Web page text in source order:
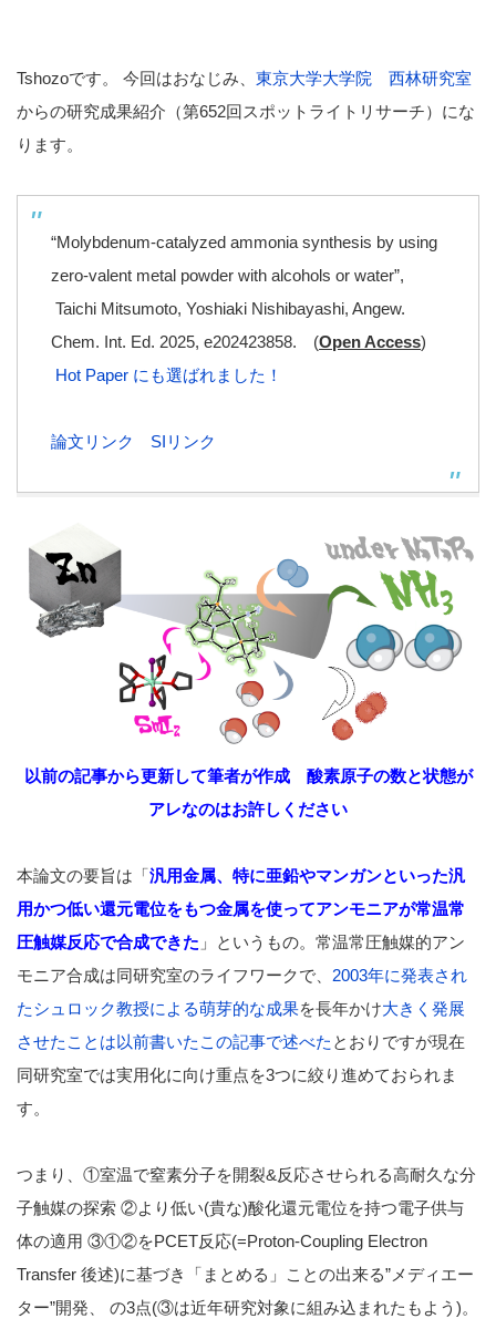
Tshozoです。 今回はおなじみ、 東京大学大学院 西林研究室
からの研究成果紹介（第652回スポットライトリサーチ）にな
ります。
“Molybdenum-catalyzed ammonia synthesis by using
zero-valent metal powder with alcohols or water”,
Taichi Mitsumoto, Yoshiaki Nishibayashi, Angew.
Chem. Int. Ed. 2025, e202423858. (Open Access)
Hot Paper にも選ばれました！
論文リンク SIリンク
以前の記事から更新して筆者が作成 酸素原子の数と状態が
アレなのはお許しください
本論文の要旨は「汎用金属、特に亜鉛やマンガンといった汎
用かつ低い還元電位をもつ金属を使ってアンモニアが常温常
圧触媒反応で合成できた 」というもの。常温常圧触媒的アン
モニア合成は同研究室のライフワークで、 2003年に発表され
たシュロック教授による萌芽的な成果を長年かけ大きく発展
させたことは以前書いたこの記事で述べた とおりですが現在
同研究室では実用化に向け重点を3つに絞り進めておられま
す。
つまり、①室温で窒素分子を開裂&反応させられる高耐久な分
子触媒の探索 ②より低い(貴な)酸化還元電位を持つ電子供与
体の適用 ③①②をPCET反応(=Proton-Coupling Electron
Transfer 後述)に基づき「まとめる」ことの出来る”メディエー
ター”開発、 の3点(③は近年研究対象に組み込まれたもよう)。